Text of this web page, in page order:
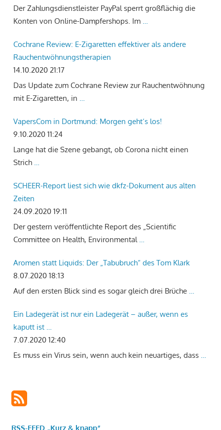
Der Zahlungsdienstleister PayPal sperrt großflächig die
Konten von Online-Dampfershops. Im …
Cochrane Review: E-Zigaretten effektiver als andere
Rauchentwöhnungstherapien
14.10.2020 21:17
Das Update zum Cochrane Review zur Rauchentwöhnung
mit E-Zigaretten, in …
VapersCom in Dortmund: Morgen geht‘s los!
9.10.2020 11:24
Lange hat die Szene gebangt, ob Corona nicht einen
Strich …
SCHEER-Report liest sich wie dkfz-Dokument aus alten
Zeiten
24.09.2020 19:11
Der gestern veröffentlichte Report des „Scientific
Committee on Health, Environmental …
Aromen statt Liquids: Der „Tabubruch“ des Tom Klark
8.07.2020 18:13
Auf den ersten Blick sind es sogar gleich drei Brüche …
Ein Ladegerät ist nur ein Ladegerät – außer, wenn es
kaputt ist …
7.07.2020 12:40
Es muss ein Virus sein, wenn auch kein neuartiges, dass …
RSS-FEED „Kurz & knapp“